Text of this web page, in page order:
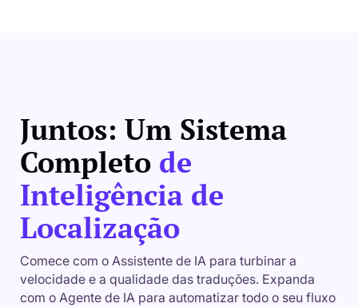
Juntos: Um Sistema
Completo de
Inteligência de
Localização
Comece com o Assistente de IA para turbinar a
velocidade e a qualidade das traduções. Expanda
com o Agente de IA para automatizar todo o seu fluxo